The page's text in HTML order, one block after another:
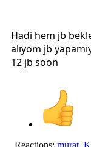
Hadi hem jb
alıyom jb
12 jb soon
Reactions: murat,